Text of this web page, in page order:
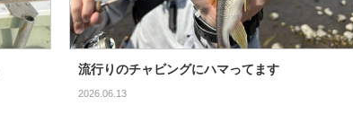
流行りのチャビングにハマってます
2026.06.13